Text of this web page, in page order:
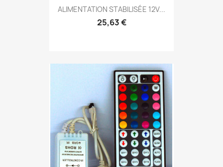
ALIMENTATION STABILISÉE 12V...
25,63 €